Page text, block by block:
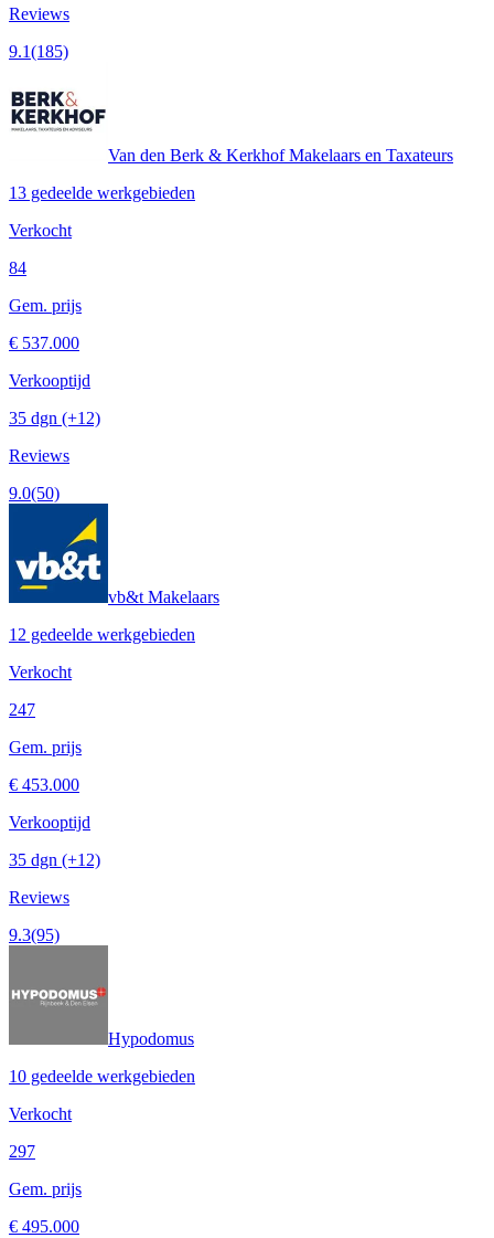
Reviews
9.1(185)
Van den Berk & Kerkhof Makelaars en Taxateurs
13 gedeelde werkgebieden
Verkocht
84
Gem. prijs
€ 537.000
Verkooptijd
35 dgn (+12)
Reviews
9.0(50)
vb&t Makelaars
12 gedeelde werkgebieden
Verkocht
247
Gem. prijs
€ 453.000
Verkooptijd
35 dgn (+12)
Reviews
9.3(95)
Hypodomus
10 gedeelde werkgebieden
Verkocht
297
Gem. prijs
€ 495.000